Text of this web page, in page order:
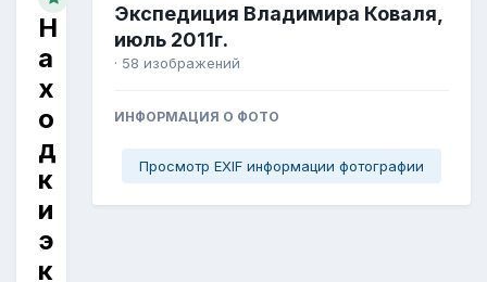
Н
а
х
о
д
к
и
э
к
Экспедиция Владимира Коваля,
июль 2011г.
· 58 изображений
ИНФОРМАЦИЯ О ФОТО
Просмотр EXIF информации фотографии